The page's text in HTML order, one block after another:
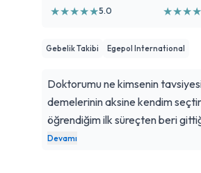
★★★★★5.0 ★★★★
Gebelik Takibi Egepol International
Doktorumu ne kimsenin
demelerinin aksine kendim
öğrendiğim ilk süreçten beri
deneyimi güzel yüzü ve hamilelik
Devamı